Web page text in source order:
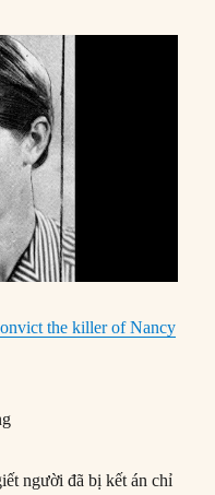
the killer of Nancy
người đã bị kết án chỉ